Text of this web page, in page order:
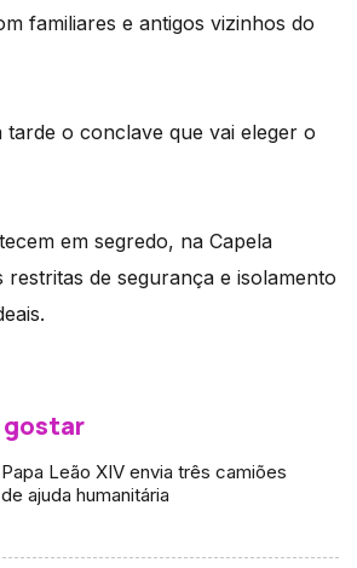
familiares e antigos vizinhos do
tarde o conclave que vai eleger o
em segredo, na Capela
restritas de segurança e isolamento
gostar
Papa Leão XIV envia três camiões
de ajuda humanitária